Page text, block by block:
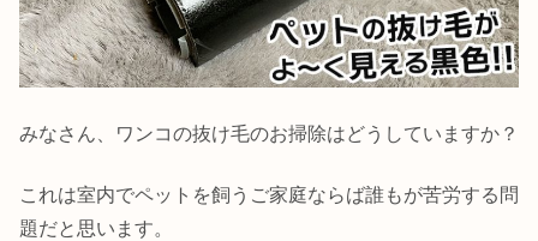
みなさん、ワンコの抜け毛のお掃除はどうしていますか？
これは室内でペットを飼うご家庭ならば誰もが苦労する問
題だと思います。